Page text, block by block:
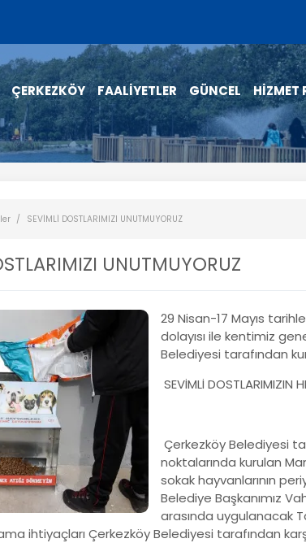
ÇERKEZKÖY FAALİYETLER GÜNCEL HİZMET
SEVİMLİ DOSTLARIMIZI UNUTMUYORUZ
UNUTMUYORUZ
29 Nisan-17 Mayıs
dolayısı ile kentimiz
Belediyesi tarafından
SEVİMLİ DOSTLARIMIZIN
Çerkezköy Belediyesi
noktalarında kurulan
sokak hayvanlarının
Belediye Başkanımız
arasında uygulanacak
ihtiyaçları Çerkezköy Belediyesi tarafından